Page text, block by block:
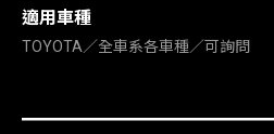
適用車種
TOYOTA∕全車系各車種∕可詢問